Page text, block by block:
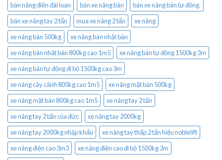
bàn nâng điện đài loan
bán xe nâng bàn
bán xe nâng bán tự động.
bán xe nâng tay 2 tấn
mua xe nâng 2 tấn
xe nâng
xe nâng bàn 500kg
xe nâng bàn nhật bản
xe nâng bàn nhật bản 800kg cao 1m5
xe nâng bán tự động 1500kg 3m
xe nâng bán tự động đi bộ 1500kg cao 3m
xe nâng cây cảnh 800kg cao 1m5
xe nâng mặt bàn 500kg
xe nâng mặt bàn 800kg cao 1m5
xe nâng tay 2 tấn
xe nâng tay 2 tấn của đức
xe nâng tay 2000kg
xe nâng tay 2000kg nhập khẩu
xe nâng tay thấp 2 tấn hiệu noblelift
xe nâng điện cao 3m3
xe nâng điện cao đi bộ 1500kg 3m